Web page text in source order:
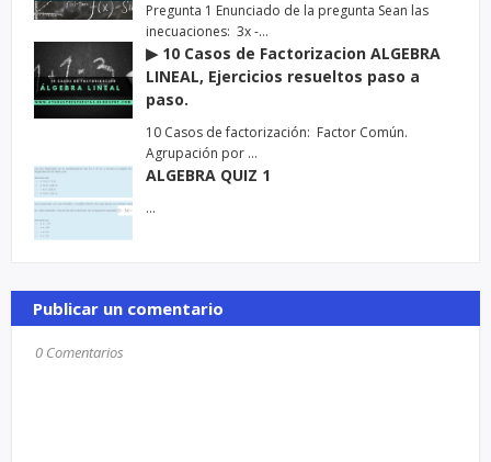
Pregunta 1 Enunciado de la pregunta Sean las
inecuaciones: 3x -…
▶ 10 Casos de Factorizacion ALGEBRA
LINEAL, Ejercicios resueltos paso a
paso.
10 Casos de factorización: Factor Común.
Agrupación por …
ALGEBRA QUIZ 1
…
Publicar un comentario
0 Comentarios